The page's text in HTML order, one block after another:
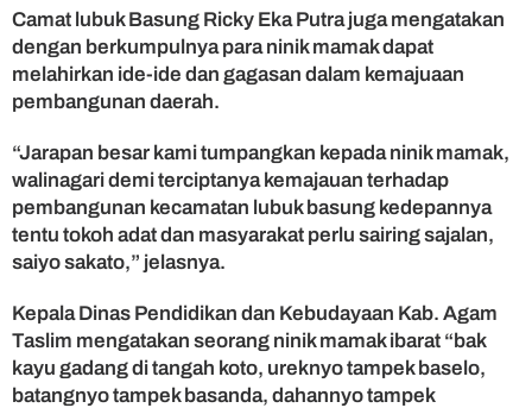
Camat lubuk Basung Ricky Eka Putra juga mengatakan
dengan berkumpulnya para ninik mamak dapat
melahirkan ide-ide dan gagasan dalam kemajuaan
pembangunan daerah.
“Jarapan besar kami tumpangkan kepada ninik mamak,
walinagari demi terciptanya kemajauan terhadap
pembangunan kecamatan lubuk basung kedepannya
tentu tokoh adat dan masyarakat perlu sairing sajalan,
saiyo sakato,” jelasnya.
Kepala Dinas Pendidikan dan Kebudayaan Kab. Agam
Taslim mengatakan seorang ninik mamak ibarat “bak
kayu gadang di tangah koto, ureknyo tampek baselo,
batangnyo tampek basanda, dahannyo tampek